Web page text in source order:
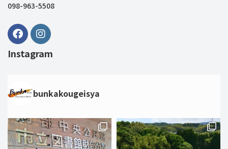
098-963-5508
Instagram
bunkakougeisya